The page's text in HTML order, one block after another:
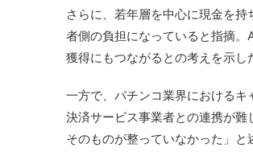
さらに、若年層を中心に現金を
者側の負担になっていると指摘
獲得にもつながるとの考えを示し
一方で、パチンコ業界における
決済サービス事業者との連携が
そのものが整っていなかった」と